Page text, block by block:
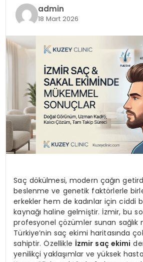
admin
18 Mart 2026
Saç dökülmesi, modern çağın
beslenme ve genetik faktörlerle
erkekler hem de kadınlar için ciddi
kaynağı haline gelmiştir. İzmir, bu
profesyonel çözümler sunan sağlık
Türkiye’nin saç ekimi haritasında
sahiptir. Özellikle İzmir saç ekimi
yenilikçi yaklaşımlar ve yüksek